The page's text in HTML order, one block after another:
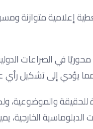
إعلامية متوازنة
في الصراعات
مما يؤدي إلى تشكيل
والموضوعية،
الخارجية،